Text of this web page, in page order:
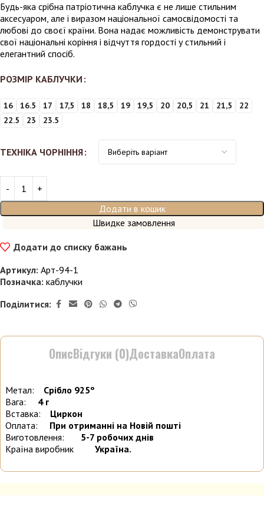
Будь-яка срібна патріотична каблучка є не лише стильним
аксесуаром, але і виразом національної самосвідомості та
любові до своєї країни. Вона надає можливість демонструвати
свої національні коріння і відчуття гордості у стильний і
елегантний спосіб.
РОЗМІР КАБЛУЧКИ
16 16.5 17 17,5 18 18,5 19 19,5 20 20,5 21 21,5
22
22.5
23 23.5
ТЕХНІКА ЧОРНІННЯ
Додати в кошик
Швидке замовлення
Додати до списку бажань
Артикул: Арт-94-1
Позначка: каблучки
Поділитися:
ОписВідгуки (0)ДоставкаОплата
Метал: Срібло 925º
Вага: 4 г
Вставка: Циркон
Оплата: При отриманні на Новій пошті
Виготовлення: 5-7 робочих днів
Країна виробник Україна.